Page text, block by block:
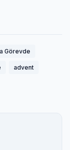
Görevde
advent